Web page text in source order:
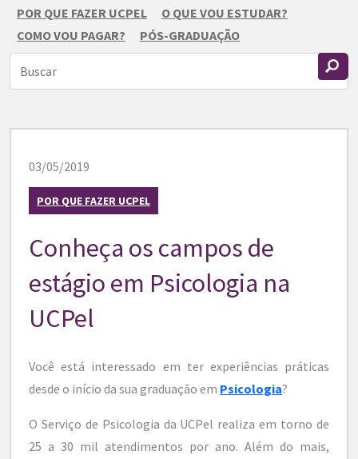
POR QUE FAZER UCPEL
O QUE VOU ESTUDAR?
COMO VOU PAGAR?
PÓS-GRADUAÇÃO
03/05/2019
POR QUE FAZER UCPEL
Conheça os campos de
estágio em Psicologia na
UCPel
Você está interessado em ter experiências práticas
desde o início da sua graduação em Psicologia?
O Serviço de Psicologia da UCPel realiza em torno de
25 a 30 mil atendimentos por ano. Além do mais,